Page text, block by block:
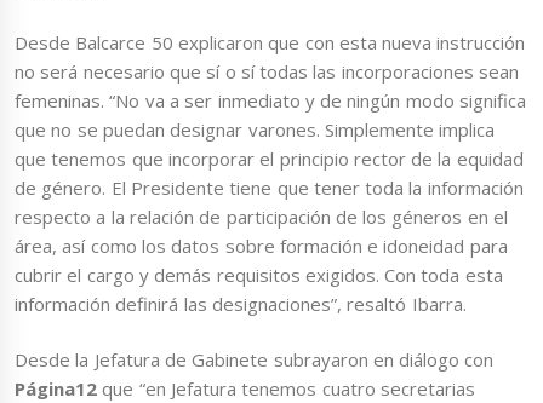
Desde Balcarce 50 explicaron que con esta nueva instrucción
no será necesario que sí o sí todas las incorporaciones sean
femeninas. “No va a ser inmediato y de ningún modo significa
que no se puedan designar varones. Simplemente implica
que tenemos que incorporar el principio rector de la equidad
de género. El Presidente tiene que tener toda la información
respecto a la relación de participación de los géneros en el
área, así como los datos sobre formación e idoneidad para
cubrir el cargo y demás requisitos exigidos. Con toda esta
información definirá las designaciones”, resaltó Ibarra.
Desde la Jefatura de Gabinete subrayaron en diálogo con
Página12 que “en Jefatura tenemos cuatro secretarias